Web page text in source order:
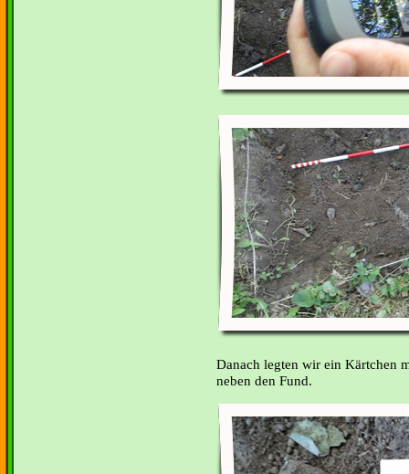
Danach legten wir ein Kärtchen
neben den Fund.